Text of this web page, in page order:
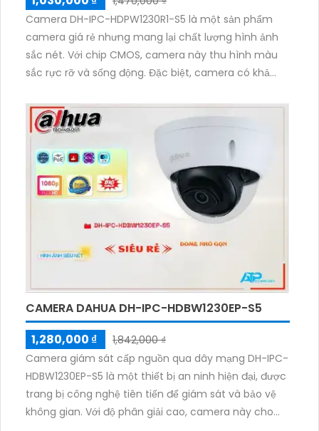
Camera DH-IPC-HDPW1230R1-S5 là một sản phẩm
camera giá rẻ nhưng mang lại chất lượng hình ảnh
sắc nét. Với chip CMOS, camera này thu hình màu
sắc rực rỡ và sống động. Đặc biệt, camera có khả
ngoại 30m, mang lại hình ảnh chất lượng cao. Độ
phân giải 2.0 MP của camera cho phép giám sát chi
tiết và rõ nét. Sản phẩm còn hỗ trợ xem qua điện
thoại nhanh hơn với công nghệ
H.265+/H.265/H.264+/H.264 và được tích hợp chuẩn
ONVIF, tương thích với nhiều thiết bị khác nhau.
CAMERA DAHUA DH-IPC-HDBW1230EP-S5
1,280,000 ₫
1,842,000 ₫
Camera giám sát cấp nguồn qua dây mạng DH-IPC-
HDBW1230EP-S5 là một thiết bị an ninh hiện đại, được
trang bị công nghệ tiên tiến để giám sát và bảo vệ
không gian. Với độ phân giải cao, camera này cho